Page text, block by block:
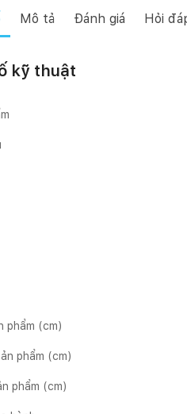
Mô tả Đánh giá Hỏi
kỹ thuật
phẩm (cm)
phẩm (cm)
phẩm (cm)